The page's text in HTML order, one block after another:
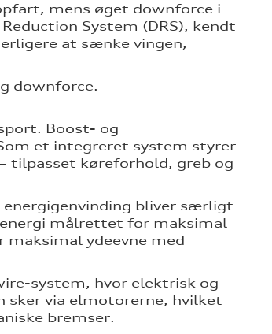
mens øget downforce i
System (DRS), kendt
at sænke vingen,
downforce.
Boost- og
et integreret system styrer
tilpasset køreforhold, greb og
bliver særligt
målrettet for maksimal
ydeevne med
system, hvor elektrisk og
sker via elmotorerne, hvilket
bremser.